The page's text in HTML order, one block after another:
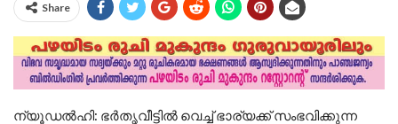
Share
ന്യൂഡൽഹി: ഭർതൃവീട്ടിൽ വെച്ച് ഭാര്യക്ക് സംഭവിക്കുന്ന